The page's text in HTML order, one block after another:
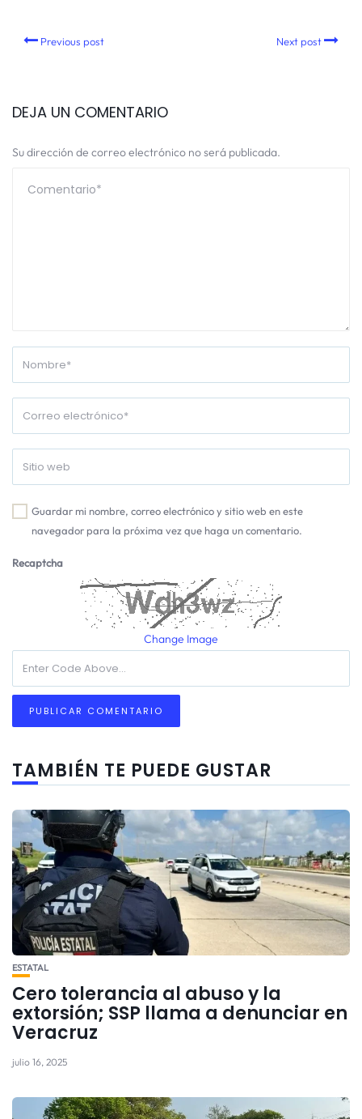
Previous post Next post
DEJA UN COMENTARIO
Su dirección de correo electrónico no será publicada.
Guardar mi nombre, correo electrónico y sitio web en este
navegador para la próxima vez que haga un comentario.
Recaptcha
Change Image
TAMBIÉN TE PUEDE GUSTAR
ESTATAL
Cero tolerancia al abuso y la
extorsión; SSP llama a denunciar en
Veracruz
julio 16, 2025